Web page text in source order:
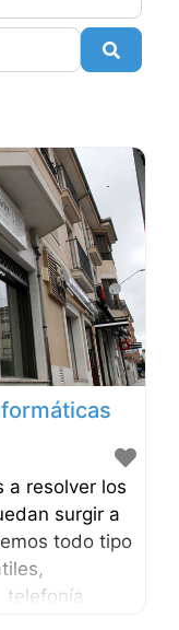
a resolver los
surgir a
todo tipo
telefonía